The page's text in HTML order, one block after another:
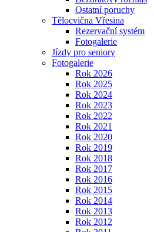
Ostatní poruchy
Tělocvična Vřesina
Rezervační systém
Fotogalerie
Jízdy pro seniory
Fotogalerie
Rok 2026
Rok 2025
Rok 2024
Rok 2023
Rok 2022
Rok 2021
Rok 2020
Rok 2019
Rok 2018
Rok 2017
Rok 2016
Rok 2015
Rok 2014
Rok 2013
Rok 2012